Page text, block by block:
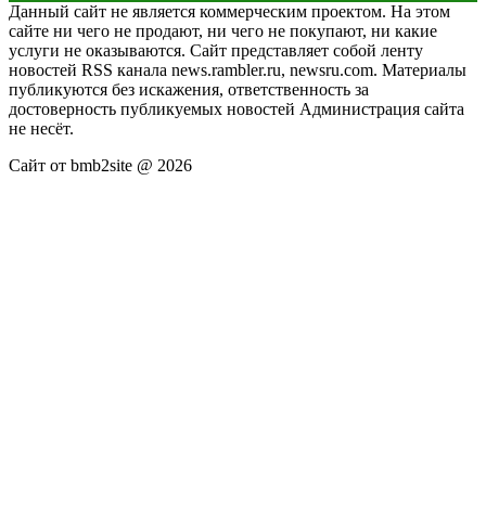
Данный сайт не является коммерческим проектом. На этом
сайте ни чего не продают, ни чего не покупают, ни какие
услуги не оказываются. Сайт представляет собой ленту
новостей RSS канала news.rambler.ru, newsru.com. Материалы
публикуются без искажения, ответственность за
достоверность публикуемых новостей Администрация сайта
не несёт.
Сайт от bmb2site @ 2026